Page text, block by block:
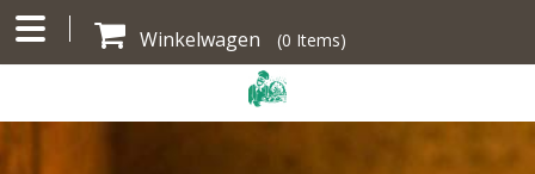
Winkelwagen (0 Items)